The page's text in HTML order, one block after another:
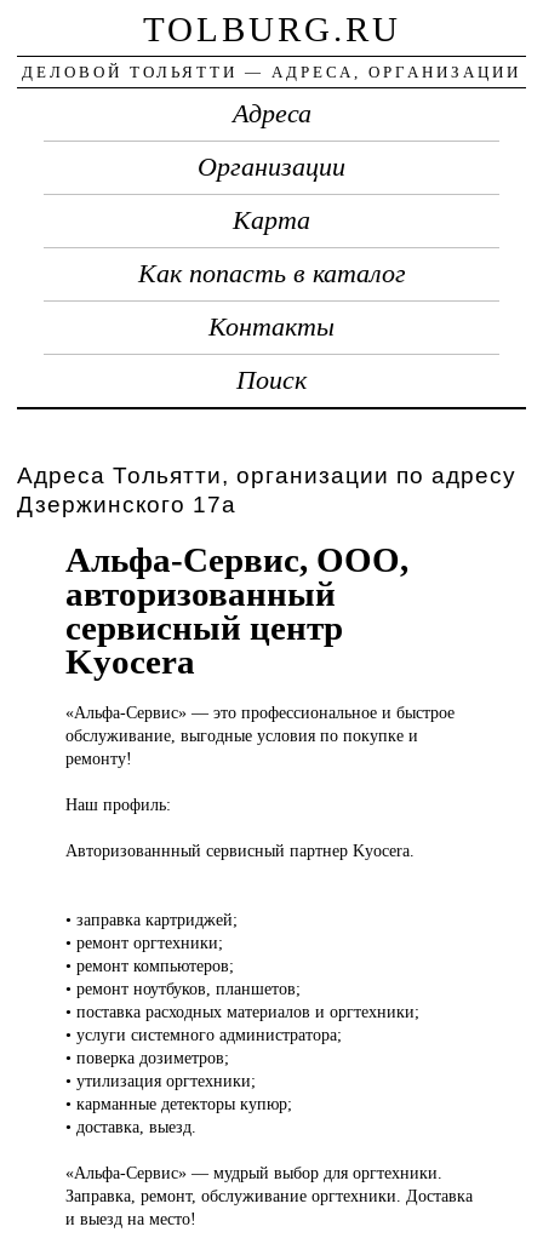
TOLBURG.RU
ДЕЛОВОЙ ТОЛЬЯТТИ — АДРЕСА, ОРГАНИЗАЦИИ
Адреса
Организации
Карта
Как попасть в каталог
Контакты
Поиск
Адреса Тольятти, организации по адресу
Дзержинского 17а
Альфа-Сервис, ООО,
авторизованный
сервисный центр
Kyocera
«Альфа-Сервис» —это профессиональное и быстрое
обслуживание, выгодные условия по покупке и
ремонту!
Наш профиль:
Авторизованнный сервисный партнер Kyocera.
• заправка картриджей;
• ремонт оргтехники;
• ремонт компьютеров;
• ремонт ноутбуков, планшетов;
• поставка расходных материалов и оргтехники;
• услуги системного администратора;
• поверка дозиметров;
• утилизация оргтехники;
• карманные детекторы купюр;
• доставка, выезд.
«Альфа-Сервис» — мудрый выбор для оргтехники.
Заправка, ремонт, обслуживание оргтехники. Доставка
и выезд на место!